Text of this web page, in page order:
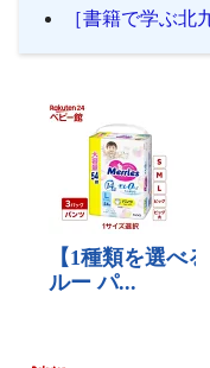
［書籍で学ぶ北